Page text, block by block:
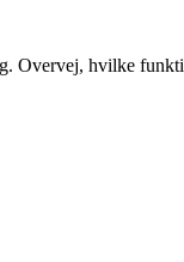
Overvej, hvilke